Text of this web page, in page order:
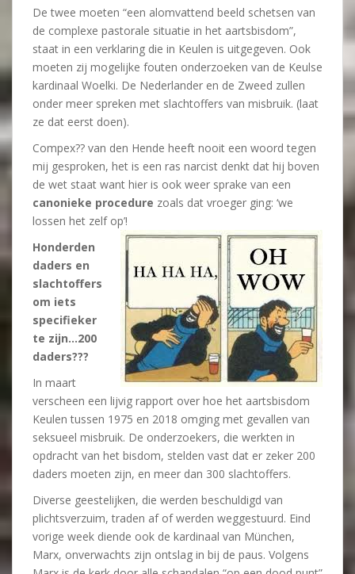
De twee moeten “een alomvattend beeld schetsen van
de complexe pastorale situatie in het aartsbisdom”,
staat in een verklaring die in Keulen is uitgegeven. Ook
moeten zij mogelijke fouten onderzoeken van de Keulse
kardinaal Woelki. De Nederlander en de Zweed zullen
onder meer spreken met slachtoffers van misbruik. (laat
ze dat eerst doen).
Compex?? van den Hende heeft nooit een woord tegen
mij gesproken, het is een ras narcist denkt dat hij boven
de wet staat want hier is ook weer sprake van een
canonieke procedure zoals dat vroeger ging: ‘we
lossen het zelf op’!
Honderden
daders en
slachtoffers
om iets
specifieker
te zijn…200
daders???
In maart
verscheen een lijvig rapport over hoe het aartsbisdom
Keulen tussen 1975 en 2018 omging met gevallen van
seksueel misbruik. De onderzoekers, die werkten in
opdracht van het bisdom, stelden vast dat er zeker 200
daders moeten zijn, en meer dan 300 slachtoffers.
Diverse geestelijken, die werden beschuldigd van
plichtsverzuim, traden af of werden weggestuurd. Eind
vorige week diende ook de kardinaal van München,
Marx, onverwachts zijn ontslag in bij de paus. Volgens